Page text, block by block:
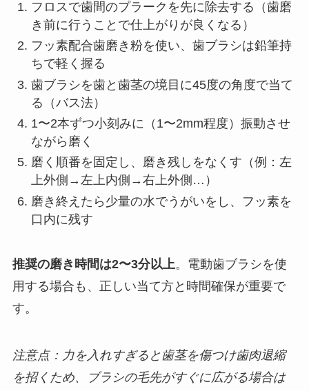
フロスで歯間のプラークを先に除去する（歯磨
き前に行うことで仕上がりが良くなる）
フッ素配合歯磨き粉を使い、歯ブラシは鉛筆持
ちで軽く握る
歯ブラシを歯と歯茎の境目に45度の角度で当て
る（バス法）
1〜2本ずつ小刻みに（1〜2mm程度）振動させ
ながら磨く
磨く順番を固定し、磨き残しをなくす（例：左
上外側→左上内側→右上外側…）
磨き終えたら少量の水でうがいをし、フッ素を
口内に残す
推奨の磨き時間は2〜3分以上。電動歯ブラシを使
用する場合も、正しい当て方と時間確保が重要で
す。
注意点：力を入れすぎると歯茎を傷つけ歯肉退縮
を招くため、ブラシの毛先がすぐに広がる場合は